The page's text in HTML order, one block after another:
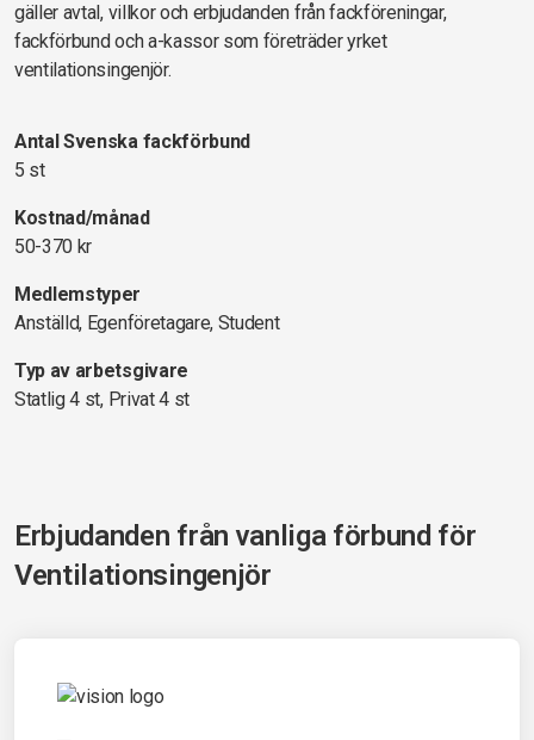
gäller avtal, villkor och erbjudanden från fackföreningar,
fackförbund och a-kassor som företräder yrket
ventilationsingenjör.
Antal Svenska fackförbund
5 st
Kostnad/månad
50-370 kr
Medlemstyper
Anställd, Egenföretagare, Student
Typ av arbetsgivare
Statlig 4 st, Privat 4 st
Erbjudanden från vanliga förbund för
Ventilationsingenjör